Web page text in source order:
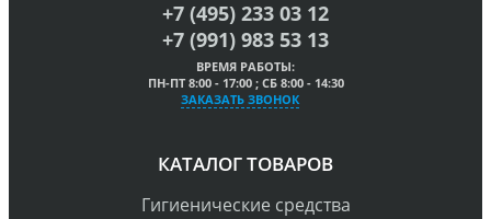
+7 (495) 233 03 12
+7 (991) 983 53 13
ВРЕМЯ РАБОТЫ:
ПН-ПТ 8:00 - 17:00 ; СБ 8:00 - 14:30
ЗАКАЗАТЬ ЗВОНОК
КАТАЛОГ ТОВАРОВ
Гигиенические средства